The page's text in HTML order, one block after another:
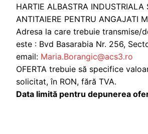
HARTIE ALBASTRA INDUSTRIALA
ANTITAIERE PENTRU ANGAJATI
Adresa la care trebuie transmise/
este : Bvd Basarabia Nr. 256,
email: Maria.Borangic@acs3.ro
OFERTA trebuie să specifice
solicitat, în RON, fără TVA.
Data limită pentru depunerea